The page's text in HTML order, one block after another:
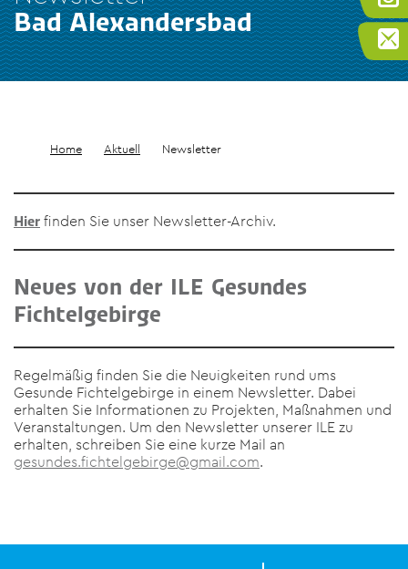
Bad Alexandersbad
Home Aktuell Newsletter
Hier finden Sie unser Newsletter-Archiv.
Neues von der ILE Gesundes
Fichtelgebirge
Regelmäßig finden Sie die Neuigkeiten rund ums
Gesunde Fichtelgebirge in einem Newsletter. Dabei
erhalten Sie Informationen zu Projekten, Maßnahmen und
Veranstaltungen. Um den Newsletter unserer ILE zu
erhalten, schreiben Sie eine kurze Mail an
gesundes.fichtelgebirge@gmail.com.